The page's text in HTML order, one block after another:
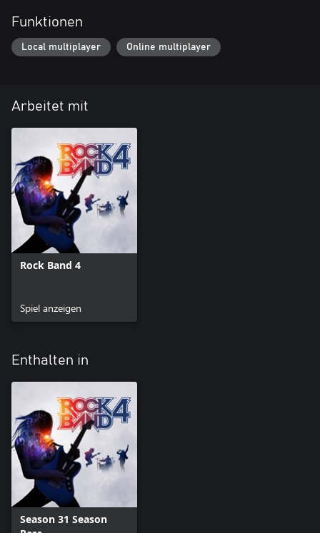
Funktionen
Local multiplayer Online multiplayer
Arbeitet mit
Rock Band 4
Spiel anzeigen
Enthalten in
Season 31 Season